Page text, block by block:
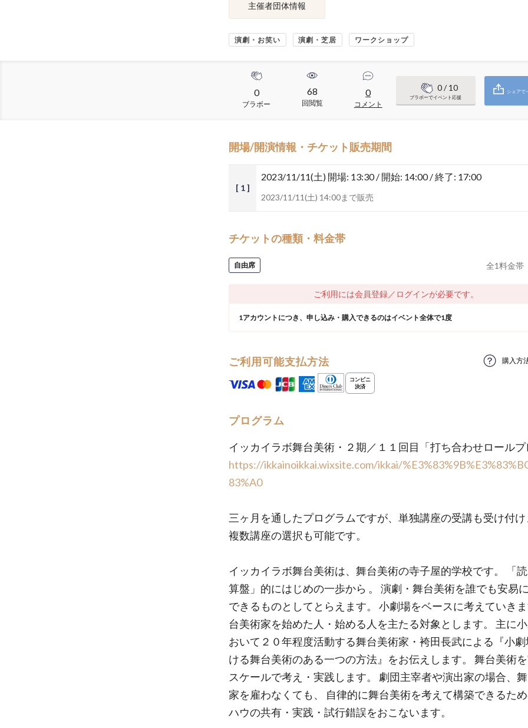
主催者団体情報
演劇・お笑い 演劇・芝居 ワークショップ
0
ブラボー
68
回閲覧
0
コメント
0/ 10
ブラボーでイベント応援
シェアで
開場/開演情報・チケット販売期間
[ 1 ]
2023/11/11(土) 開場: 13:30 / 開始: 14:00 / 終了: 17:00
2023/11/11(土) 14:00まで販売
チケットの種類・料金帯
自由席 全1料金帯
ご利用には会員登録／ログインが必要です。
1アカウントにつき、申し込み・購入できるのはイベント全体で1度
ご利用可能支払方法 購入方
プログラム
イッカイラボ舞台美術・２期／１１回目「打ち合わせロール
https://ikkainoikkai.wixsite.com/ikkai/
83%A0
三ヶ月を通したプログラムですが、単独講座の受講も受け付
複数講座の選択も可能です。
イッカイラボ舞台美術は、舞台美術の寺子屋的学校です。 「
算盤」的にはじめの一歩から 。 演劇・舞台美術を誰でも安易
できるものとしてとらえます。 小劇場をベースに考えていき
台美術家を始めた人・始める人を主たる対象とします。 主に
おいて２０年程度活動する舞台美術家・袴田長武による『小
ける舞台美術のある一つの方法』をお伝えします。 舞台美術
スケールで考え・実践します。 劇団主宰者や演出家の場合、
家を雇わなくても、 自律的に舞台美術を考えて構築できるた
ハウの共有・実践・試行錯誤をおこないます。